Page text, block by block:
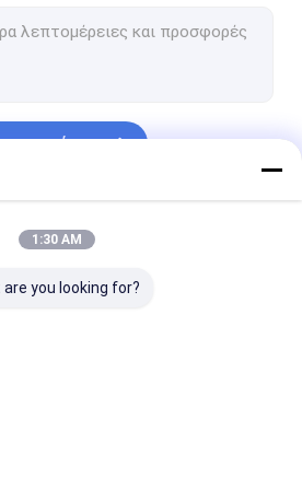
γέφυρα
χάλυβα
συνεχίσει
1:30 AM
you looking for?